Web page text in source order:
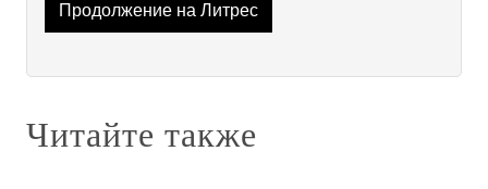
Продолжение на Литрес
Читайте также